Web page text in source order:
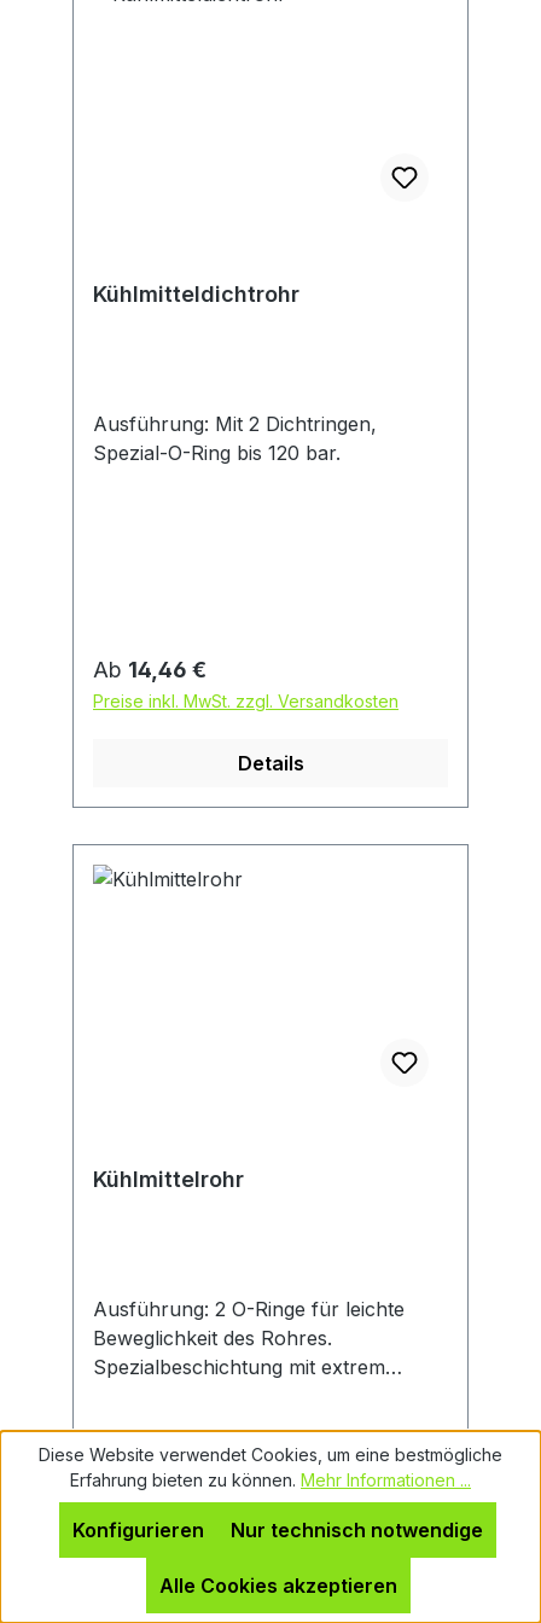
beanspruchten Fugen, Verklebung
Kühlmitteldichtrohr
Ausführung: Mit 2 Dichtringen,
Spezial-O-Ring bis 120 bar.
Regulärer Preis:
Ab 14,46 €
Preise inkl. MwSt. zzgl. Versandkosten
Details
Kühlmittelrohr
Ausführung: 2 O-Ringe für leichte
Beweglichkeit des Rohres.
Spezialbeschichtung mit extrem
Anwendung: Notwendig für alle HSK-
Maschinen mit Innenkühlung. Schont
das Dichtsystem der Spindel vor
Regulärer Preis:
Ab24,63 €
Preise inkl. MwSt. zzgl. Versandkosten
Diese Website verwendet Cookies, um eine bestmögliche
Erfahrung bieten zu können. Mehr Informationen ...
Nur technisch notwendige
Konfigurieren
Alle Cookies akzeptieren